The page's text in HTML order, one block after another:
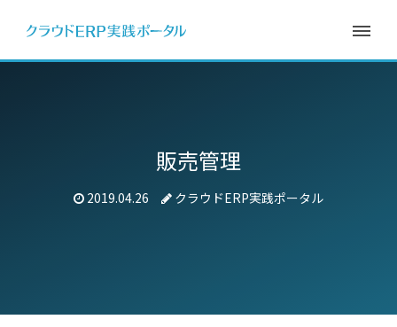
販売管理
2019.04.26 クラウドERP実践ポータル